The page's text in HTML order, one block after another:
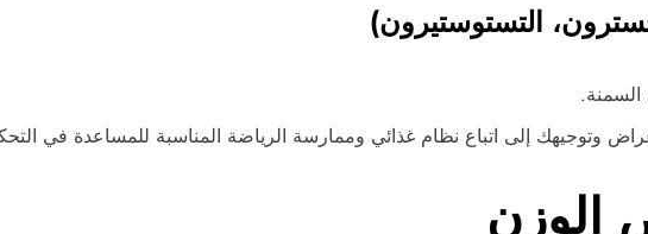
التستوستيرون)
وتوجيهك إلى اتباع نظام غذائي وممارسة الرياضة المناسبة للمساعدة في
الوزن